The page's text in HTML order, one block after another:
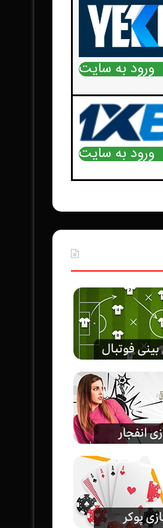
ورود به سایت
ورود به سایت